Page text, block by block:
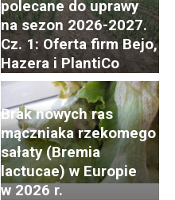
polecane do uprawy
na sezon 2026-2027.
Cz. 1: Oferta firm Bejo,
Hazera i PlantiCo
Brak nowych ras
mączniaka rzekomego
sałaty (Bremia
lactucae) w Europie
w 2026 r.